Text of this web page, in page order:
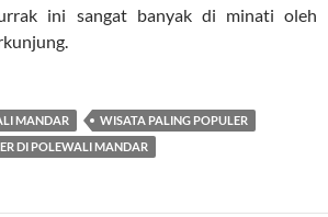
ini sangat banyak di minati oleh
MANDAR
WISATA PALING POPULER
DI POLEWALI MANDAR